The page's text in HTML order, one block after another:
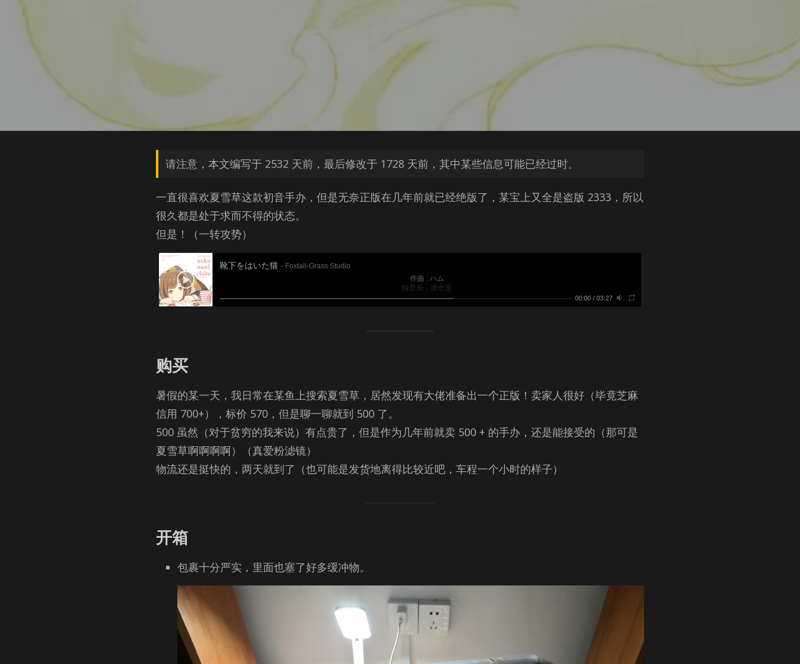
请注意，本文编写于 2532 天前，最后修改于 1728 天前，其中某些信息可能已经过时。
一直很喜欢夏雪草这款初音手办，但是无奈正版在几年前就已经绝版了，某宝上又全是盗版 2333，所以
很久都是处于求而不得的状态。
但是！（一转攻势）
靴下をはいた猫 - Foxtail-Grass Studio
作曲 : ハム
纯音乐，请欣赏
00:00 / 03:27
购买
暑假的某一天，我日常在某鱼上搜索夏雪草，居然发现有大佬准备出一个正版！卖家人很好（毕竟芝麻
信用 700+），标价 570，但是聊一聊就到 500 了。
500 虽然（对于贫穷的我来说）有点贵了，但是作为几年前就卖 500 + 的手办，还是能接受的（那可是
夏雪草啊啊啊啊）（真爱粉滤镜）
物流还是挺快的，两天就到了（也可能是发货地离得比较近吧，车程一个小时的样子）
开箱
包裹十分严实，里面也塞了好多缓冲物。